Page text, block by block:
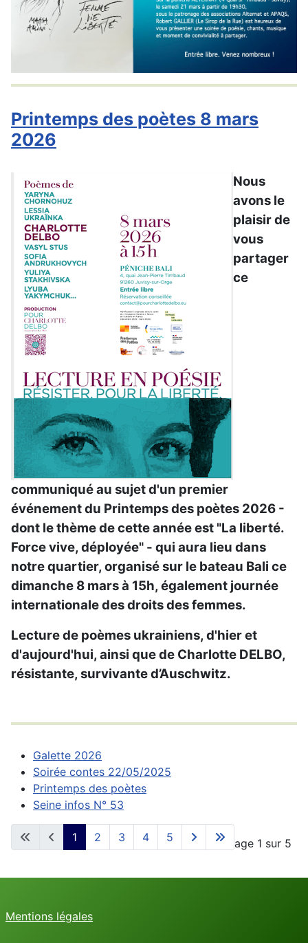
Printemps des poètes 8 mars
2026
Nous
avons le
plaisir de
vous
partager
ce
communiqué au sujet d'un premier
événement du Printemps des poètes 2026 -
dont le thème de cette année est "La liberté.
Force vive, déployée" - qui aura lieu dans
notre quartier, organisé sur le bateau Bali ce
dimanche 8 mars à 15h, également journée
internationale des droits des femmes.
Lecture de poèmes ukrainiens, d'hier et
d'aujourd'hui, ainsi que de Charlotte DELBO,
résistante, survivante d’Auschwitz.
Galette 2026
Soirée contes 22/05/2025
Printemps des poètes
Seine infos N° 53
Page 1 sur 5
1 2 3 4 5
Mentions légales